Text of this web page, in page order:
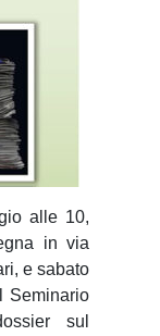
alle 10,
in via
e sabato
Seminario
sul